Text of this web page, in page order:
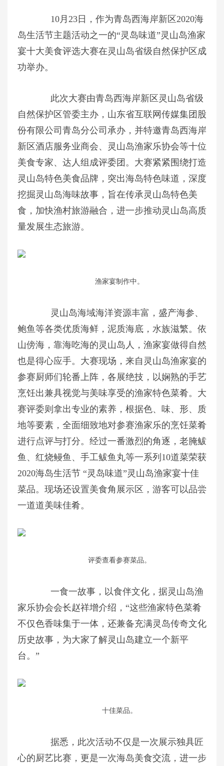
10月23日，作为青岛西海岸新区2020海
岛生活节主题活动之一的“灵岛味道”灵山岛渔家
宴十大美食评选大赛在灵山岛省级自然保护区成
功举办。
此次大赛由青岛西海岸新区灵山岛省级
自然保护区管委主办，山东省互联网传媒集团股
份有限公司青岛分公司承办，并特邀青岛西海岸
新区酒店服务业商会、灵山岛渔家乐协会等十位
美食专家、达人组成评委团。大赛紧紧围绕打造
灵山岛特色美食品牌，突出海岛特色味道，深度
挖掘灵山岛海味故事，旨在传承灵山岛特色美
食，加快渔村旅游融合，进一步推动灵山岛高质
量发展生态旅游。
渔家宴制作中。
灵山岛海域海洋资源丰富，盛产海参、
鲍鱼等各类优质海鲜，泥质海底，水族滋繁。依
山傍海，靠海吃海的灵山岛人，渔家宴做得自然
也是得心应手。大赛现场，来自灵山岛渔家宴的
参赛厨师们轮番上阵，各展绝技，以娴熟的手艺
烹饪出兼具视觉与美味享受的渔家特色菜肴。大
赛评委则拿出专业的素养，根据色、味、形、质
地等要素，全面细致地对参赛渔家乐的烹饪菜肴
进行点评与打分。经过一番激烈的角逐，老腌鲅
鱼、红烧鳗鱼、手工鲅鱼丸等一系列10道菜荣获
2020海岛生活节 “灵岛味道”灵山岛渔家宴十佳
菜品。现场还设置美食角展示区，游客可以品尝
一道道美味佳肴。
评委查看参赛菜品。
一食一故事，以食伴文化，据灵山岛渔
家乐协会会长赵祥增介绍，“这些渔家特色菜肴
不仅色香味集于一体，还兼备充满灵岛传奇文化
历史故事，为大家了解灵山岛建立一个新平
台。”
十佳菜品。
据悉，此次活动不仅是一次展示独具匠
心的厨艺比赛，更是一次海岛美食交流，进一步